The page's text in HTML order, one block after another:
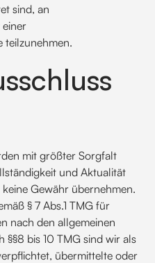
sind, an
teilzunehmen.
mit größter Sorgfalt
und Aktualität
Gewähr übernehmen.
§ 7 Abs.1 TMG für
nach den allgemeinen
bis 10 TMG sind wir als
übermittelte oder